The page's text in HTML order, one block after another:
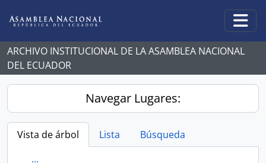
ARCHIVO INSTITUCIONAL DE LA ASAMBLEA NACIONAL
DEL ECUADOR
Navegar Lugares:
Vista de árbol Lista
Búsqueda
...